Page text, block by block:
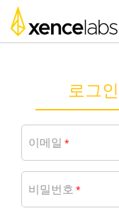
로그인
이메일 *
비밀번호 *